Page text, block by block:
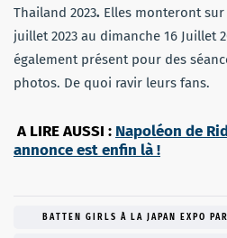
Thailand 2023. Elles monteront
juillet 2023 au dimanche 16 Juillet
également présent pour des
photos. De quoi ravir leurs fans.
A LIRE AUSSI : Napoléon de
annonce est enfin là !
BATTEN GIRLS À LA JAPAN EXPO